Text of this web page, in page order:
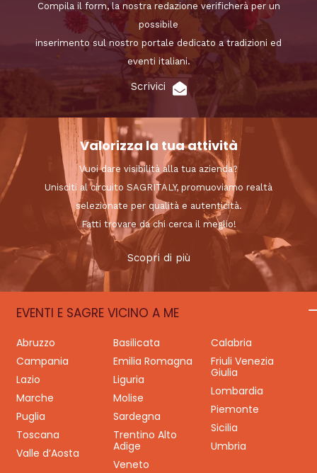
Compila il form, la nostra redazione verificherà per un
possibile
inserimento sul nostro portale dedicato a tradizioni ed
eventi italiani.
Scrivici
Valorizza la tua attività
Vuoi dare visibilità alla tua azienda?
Unisciti al circuito SAGRITALY, promuoviamo realtà
selezionate per qualità e autenticità.
Fatti trovare da chi cerca il meglio!
Scopri di più
EVENTI E SAGRE VICINO A ME
Abruzzo Basilicata
Calabria
Campania
Emilia Romagna
Friuli Venezia
Giulia
Lazio
Liguria
Lombardia
Marche
Molise
Piemonte
Puglia
Sardegna
Sicilia
Toscana
Trentino Alto
Adige
Umbria
Valle d’Aosta
Veneto